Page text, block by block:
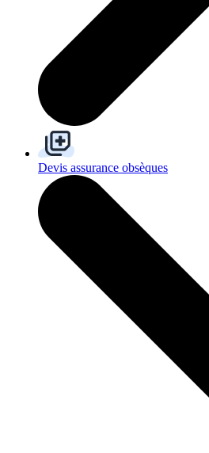
Devis assurance obsèques